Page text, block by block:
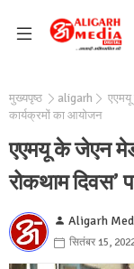
मुख्यपृष्ठ aligarh
एएमयू
कार्यक्रमों का आयोजन
एएमयू के जेएन
रोकथाम दिवस’
Aligarh
सितंबर 15,